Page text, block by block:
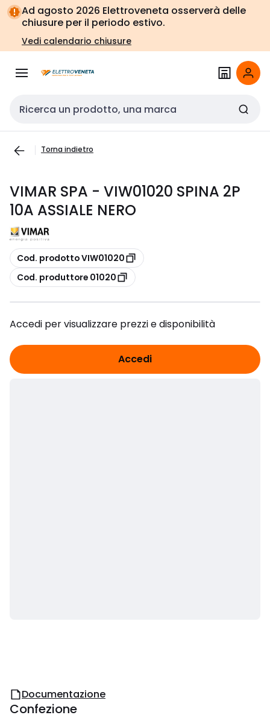
Vai alla
navigazione
Vai
alla
pagina
Ad agosto 2026 Elettroveneta osserverà delle
chiusure per il periodo estivo.
Vedi calendario chiusure
Cerca input
Torna indietro
VIMAR SPA - VIW01020 SPINA 2P
10A ASSIALE NERO
copia
Cod. prodotto VIW01020
copia
Cod. produttore 01020
Accedi per visualizzare prezzi e disponibilità
Accedi
Documentazione
Confezione